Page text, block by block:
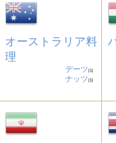
オーストラリア料
理
デーツ(1)
ナッツ(1)